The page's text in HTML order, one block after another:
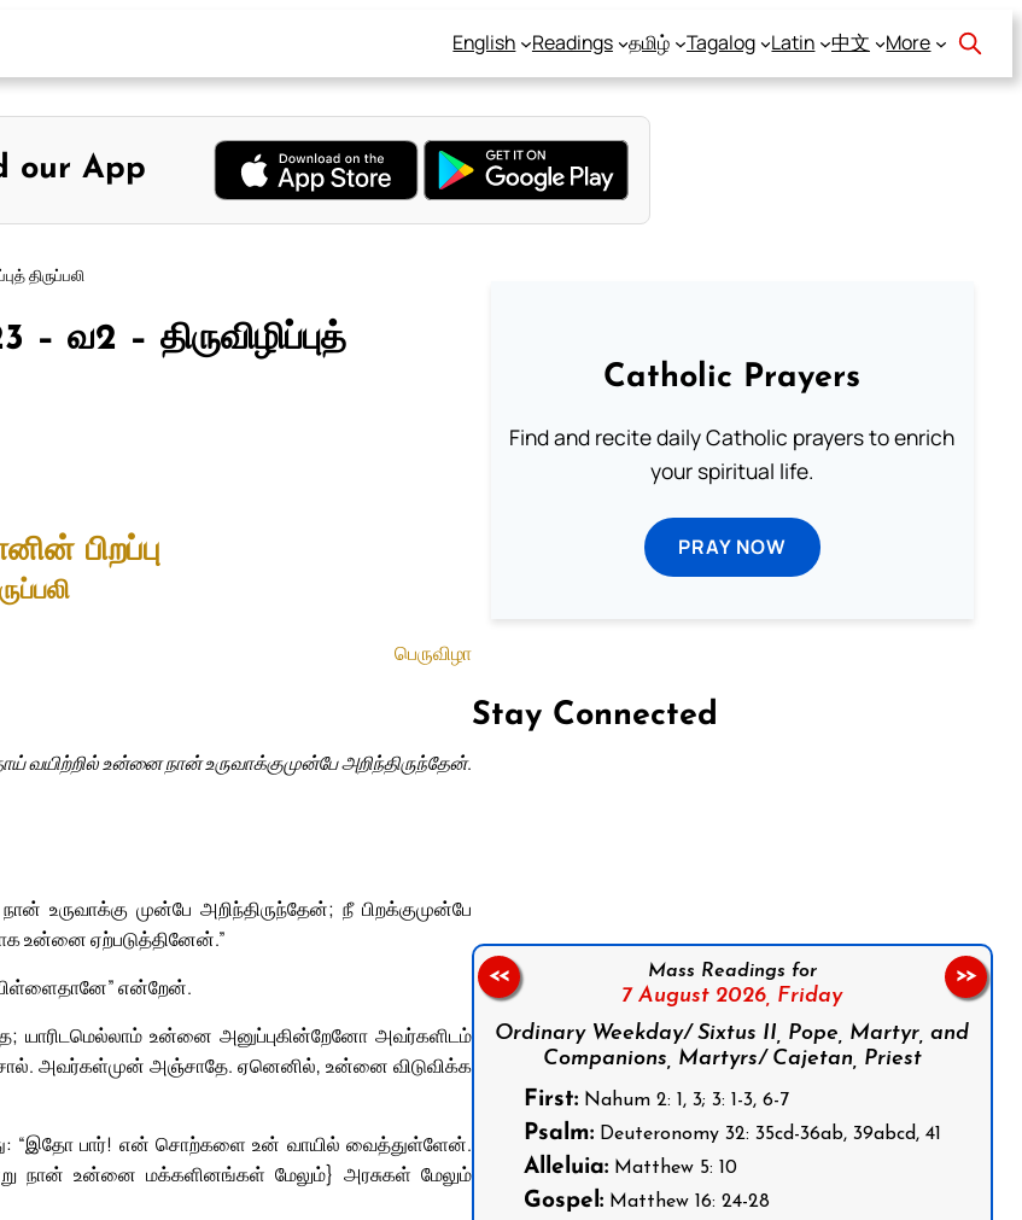
English Readings தமிழ் Tagalog Latin 中文 More
our App
திருப்பலி
வ2 – திருவிழிப்புத்
பிறப்பு
பெருவிழா
வயிற்றில் உன்னை நான் உருவாக்குமுன்பே அறிந்திருந்தேன்.
முன்பே அறிந்திருந்தேன்; நீ பிறக்குமுன்பே
உன்னை ஏற்படுத்தினேன்.”
என்றேன்.
யாரிடமெல்லாம் உன்னை அனுப்புகின்றேனோ அவர்களிடம்
அவர்கள்முன் அஞ்சாதே. ஏனெனில், உன்னை விடுவிக்க
“இதோ பார்! என் சொற்களை உன் வாயில் வைத்துள்ளேன்.
நான் உன்னை மக்களினங்கள் மேலும்} அரசுகள் மேலும்
Catholic Prayers
Find and recite daily Catholic prayers to enrich
your spiritual life.
PRAY NOW
Stay Connected
Mass Readings for
7 August 2026, Friday
Ordinary Weekday/ Sixtus II, Pope, Martyr, and
Companions, Martyrs/ Cajetan, Priest
First:Nahum 2: 1, 3; 3: 1-3, 6-7
Psalm:Deuteronomy 32: 35cd-36ab, 39abcd, 41
Alleluia:Matthew 5: 10
Gospel:Matthew 16: 24-28
<< >>